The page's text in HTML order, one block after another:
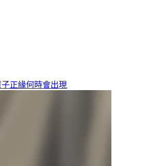
正緣何時會出現